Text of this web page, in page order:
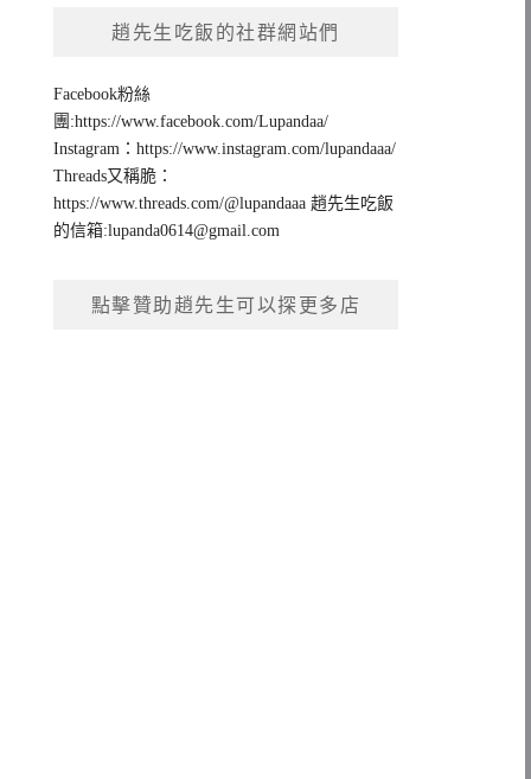
趙先生吃飯的社群網站們
Facebook粉絲
團:https://www.facebook.com/Lupandaa/
Instagram：https://www.instagram.com/lupandaaa/
Threads又稱脆：
https://www.threads.com/@lupandaaa 趙先生吃飯
的信箱:lupanda0614@gmail.com
點擊贊助趙先生可以探更多店